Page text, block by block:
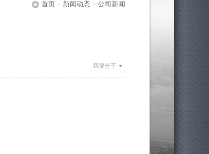
首页 > 新闻动态 > 公司新闻
我要分享